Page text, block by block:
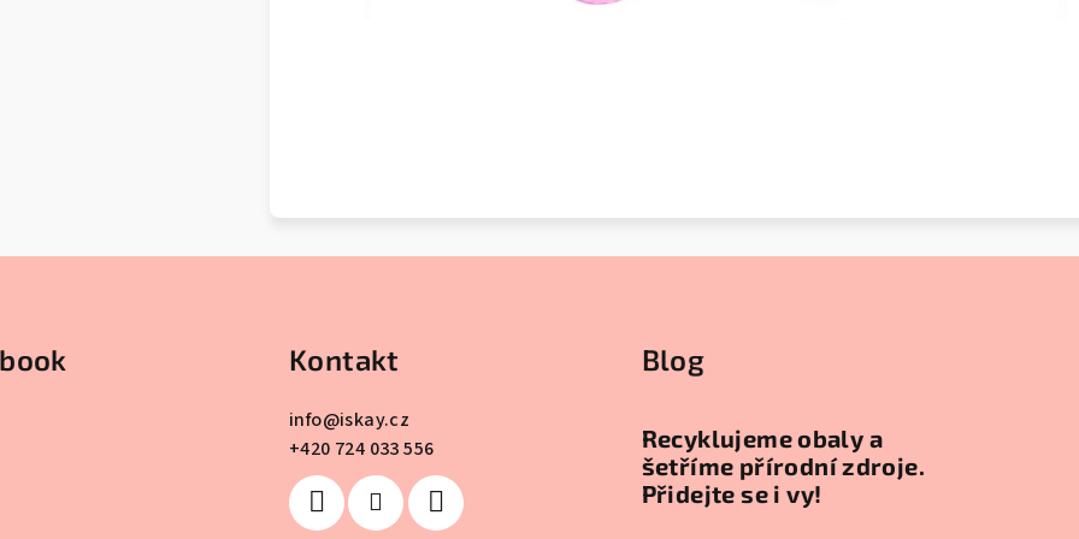
Kontakt
info@iskay.cz
+420 724 033 556
Blog
Recyklujeme obaly a
šetříme přírodní zdroje.
Přidejte se i vy!